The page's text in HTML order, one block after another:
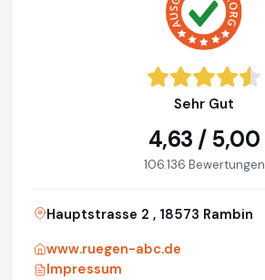
Sehr Gut
4,63 / 5,00
106.136 Bewertungen
Hauptstrasse 2 , 18573 Rambin
www.ruegen-abc.de
Impressum